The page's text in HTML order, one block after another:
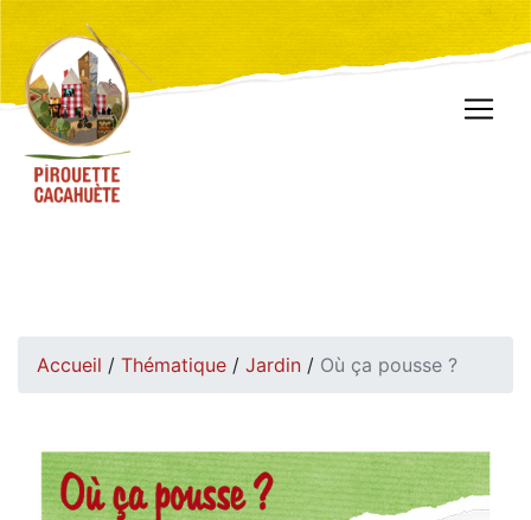
Accueil / Thématique / Jardin / Où ça pousse ?